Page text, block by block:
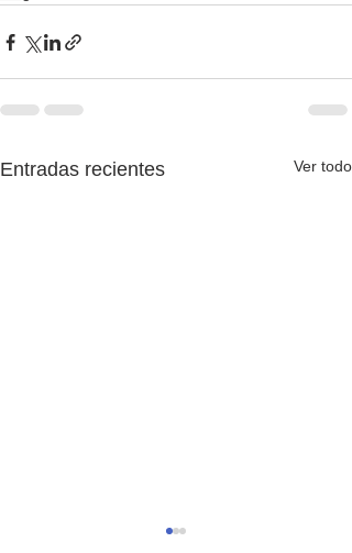
Entradas recientes Ver todo